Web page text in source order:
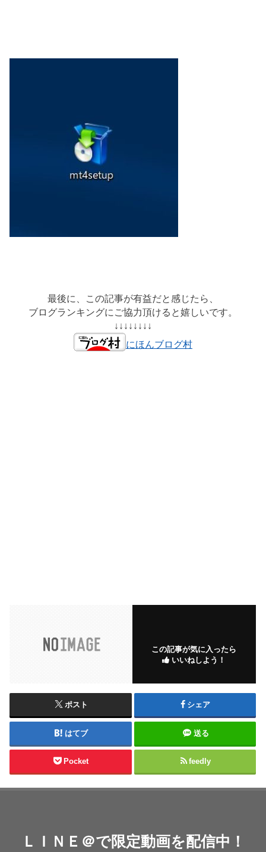
最後に、この記事が有益だと感じたら、
ブログランキングにご協力頂けると嬉しいです。
↓↓↓↓↓↓↓↓
にほんブログ村
この記事が気に入ったら
いいねしよう！
ポスト シェア
はてブ 送る
Pocket feedly
ＬＩＮＥ＠で限定動画を配信中！